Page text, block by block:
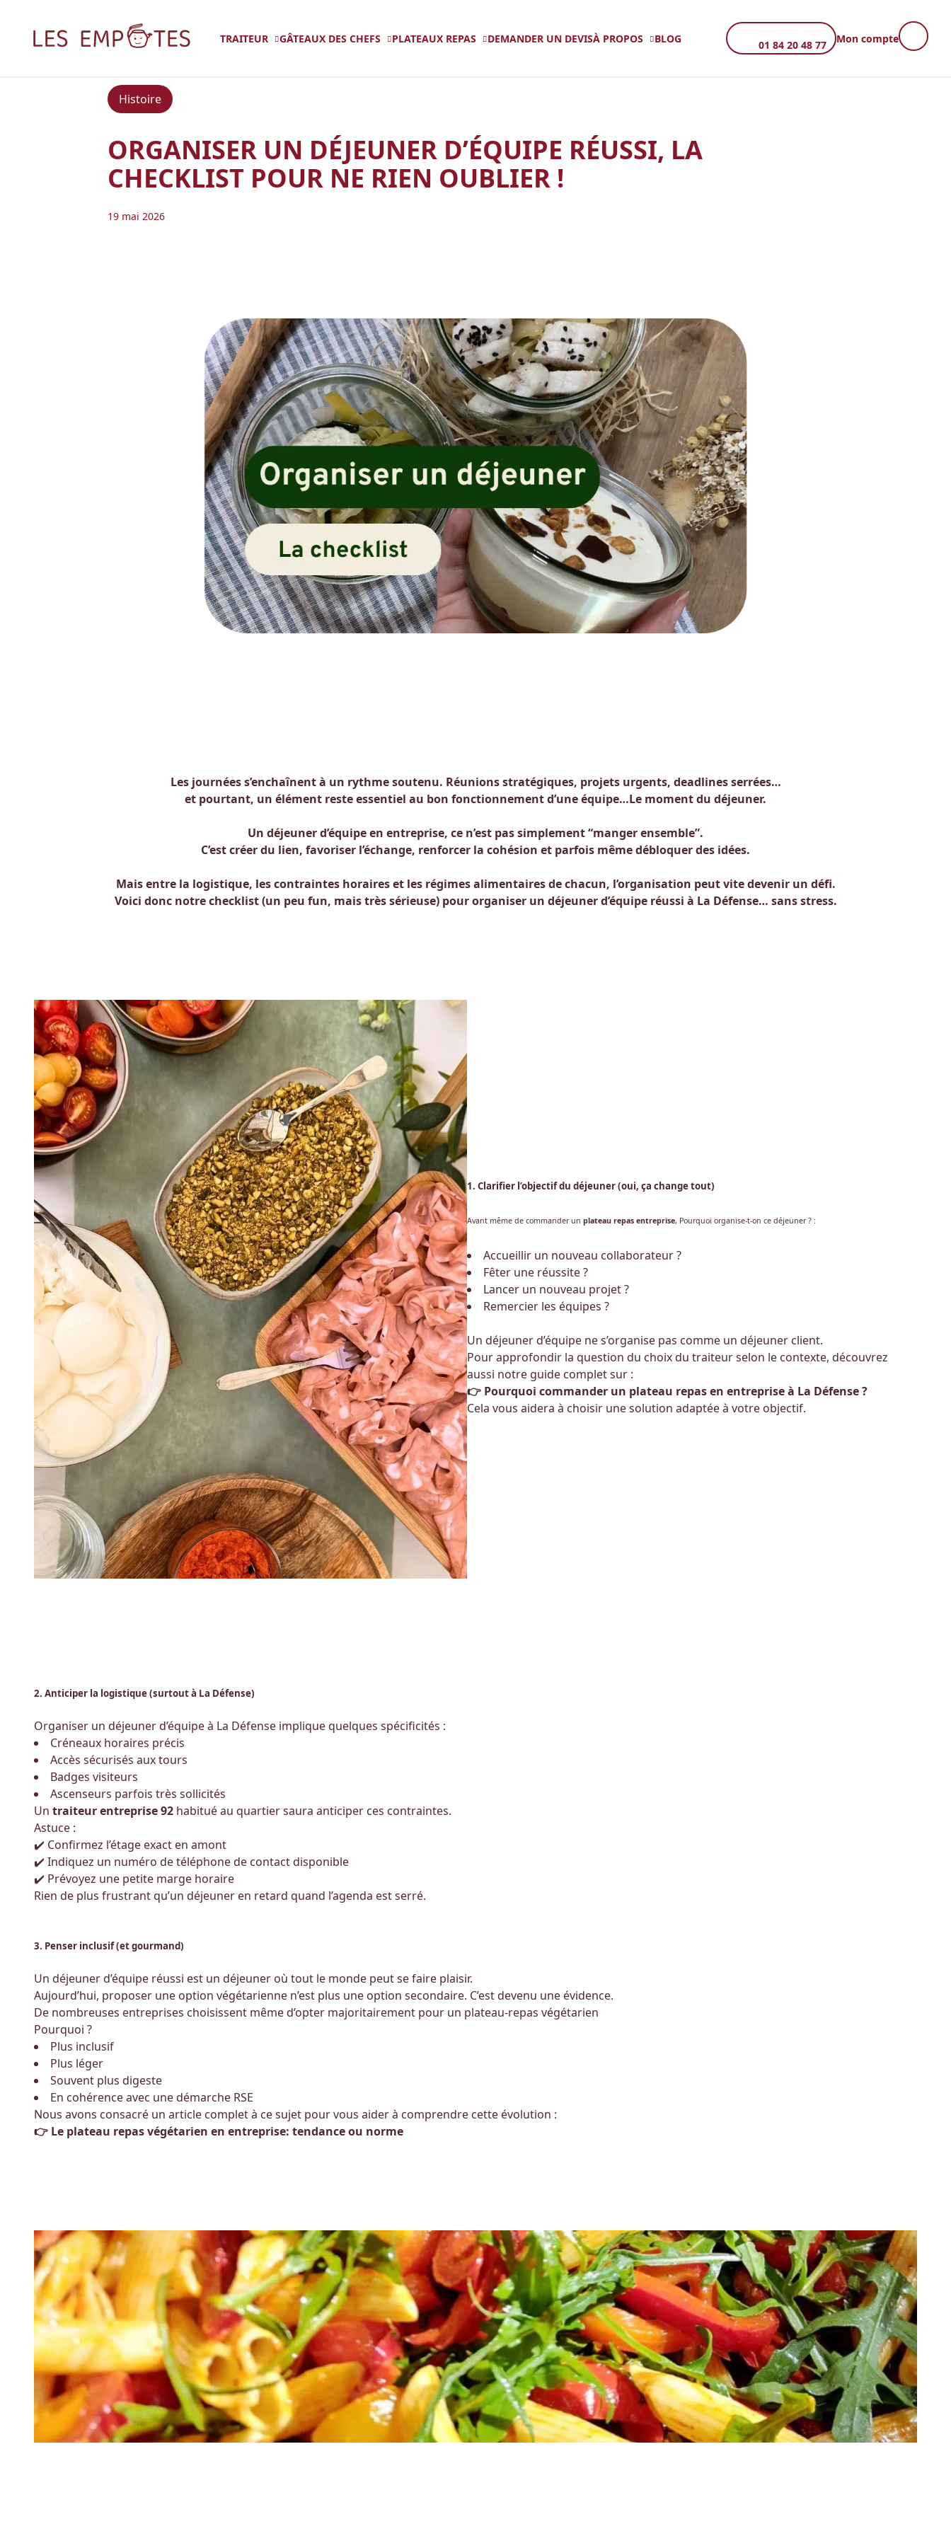
TRAITEUR GÂTEAUX DES CHEFS PLATEAUX REPAS DEMANDER UN DEVISÀ PROPOS BLOG 01 84 20 48 77 Mon compte
Histoire
ORGANISER UN DÉJEUNER D’ÉQUIPE RÉUSSI, LA
CHECKLIST POUR NE RIEN OUBLIER !
19 mai 2026
Les journées s’enchaînent à un rythme soutenu. Réunions stratégiques, projets urgents, deadlines serrées…
et pourtant, un élément reste essentiel au bon fonctionnement d’une équipe…Le moment du déjeuner.
Un déjeuner d’équipe en entreprise, ce n’est pas simplement “manger ensemble”.
C’est créer du lien, favoriser l’échange, renforcer la cohésion et parfois même débloquer des idées.
Mais entre la logistique, les contraintes horaires et les régimes alimentaires de chacun, l’organisation peut vite devenir un défi.
Voici donc notre checklist (un peu fun, mais très sérieuse) pour organiser un déjeuner d’équipe réussi à La Défense… sans stress.
1. Clarifier l’objectif du déjeuner (oui, ça change tout)
Avant même de commander unplateau repas entreprise, Pourquoi organise-t-on ce déjeuner ?:
Accueillir un nouveau collaborateur ?
Fêter une réussite ?
Lancer un nouveau projet ?
Remercier les équipes ?
Un déjeuner d’équipe ne s’organise pas comme un déjeuner client.
Pour approfondir la question du choix du traiteur selon le contexte, découvrez
aussi notre guide complet sur :
👉 Pourquoi commander un plateau repas en entreprise à La Défense ?
Cela vous aidera à choisir une solution adaptée à votre objectif.
2. Anticiper la logistique (surtout à La Défense)
Organiser un déjeuner d’équipe à La Défense implique quelques spécificités :
Créneaux horaires précis
Accès sécurisés aux tours
Badges visiteurs
Ascenseurs parfois très sollicités
Un traiteur entreprise 92 habitué au quartier saura anticiper ces contraintes.
Astuce :
✔️ Confirmez l’étage exact en amont
✔️ Indiquez un numéro de téléphone de contact disponible
✔️ Prévoyez une petite marge horaire
Rien de plus frustrant qu’un déjeuner en retard quand l’agenda est serré.
3. Penser inclusif (et gourmand)
Un déjeuner d’équipe réussi est un déjeuner où tout le monde peut se faire plaisir.
Aujourd’hui, proposer une option végétarienne n’est plus une option secondaire. C’est devenu une évidence.
De nombreuses entreprises choisissent même d’opter majoritairement pour un plateau-repas végétarien
Pourquoi ?
Plus inclusif
Plus léger
Souvent plus digeste
En cohérence avec une démarche RSE
Nous avons consacré un article complet à ce sujet pour vous aider à comprendre cette évolution :
👉 Le plateau repas végétarien en entreprise: tendance ou norme